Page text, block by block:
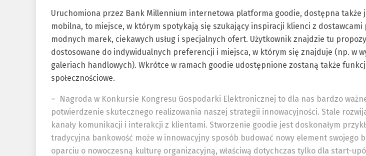
Uruchomiona przez Bank Millennium internetowa platforma goodie, dostępna także
mobilna, to miejsce, w którym spotykają się szukający inspiracji klienci z
modnych marek, ciekawych usług i specjalnych ofert. Użytkownik znajdzie tu
dostosowane do indywidualnych preferencji i miejsca, w którym się znajduje (np. w
galeriach handlowych). Wkrótce w ramach goodie udostępnione zostaną także
społecznościowe.
– Nagroda w Konkursie Kongresu Gospodarki Elektronicznej to dla nas bardzo
potwierdzenie skutecznego realizowania naszej strategii innowacyjności. Stale
kanały komunikacji i interakcji z klientami. Stworzenie goodie jest doskonałym
tradycyjna bankowość może w innowacyjny sposób budować nowy element swojego
oparciu o nowoczesną kulturę organizacyjną, właściwą dotychczas tylko dla start-